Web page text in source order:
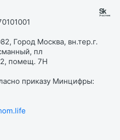
Город Москва, вн.тер.г.
пл
2, помещ. 7Н
приказу Минцифры: